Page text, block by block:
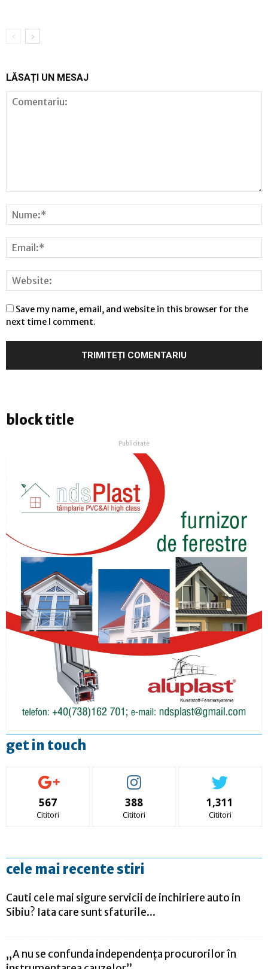
LĂSAȚI UN MESAJ
Save my name, email, and website in this browser for the
next time I comment.
block title
Publicitate
get in touch
567
Cititori
388
Cititori
1,311
Cititori
cele mai recente stiri
Cauti cele mai sigure servicii de inchiriere auto in
Sibiu? Iata care sunt sfaturile...
„A nu se confunda independenţa procurorilor în